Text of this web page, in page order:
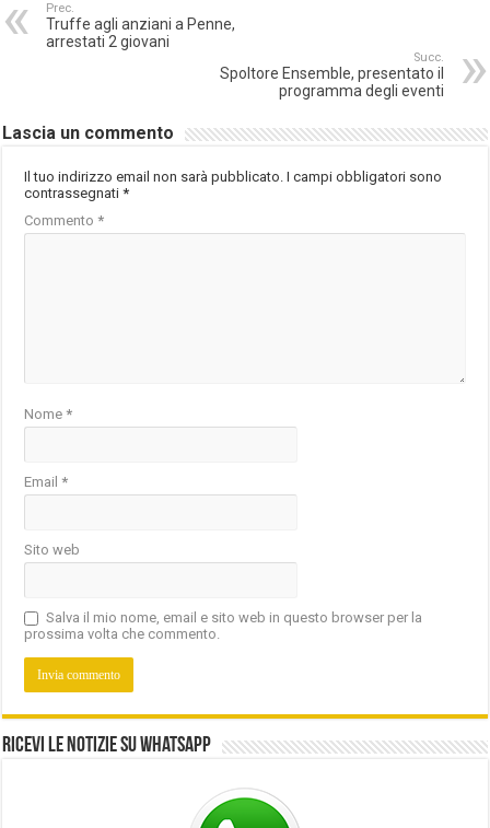
Prec.
Truffe agli anziani a Penne,
arrestati 2 giovani
Succ.
Spoltore Ensemble, presentato il
programma degli eventi
Lascia un commento
Il tuo indirizzo email non sarà pubblicato. I campi obbligatori sono
contrassegnati*
Commento*
Nome*
Email*
Sito web
Salva il mio nome, email e sito web in questo browser per la
prossima volta che commento.
Ricevi le notizie su Whatsapp